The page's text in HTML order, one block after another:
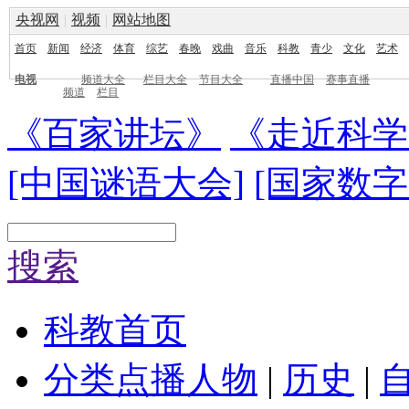
央视网 | 视频 | 网站地图
首页 新闻 经济 体育 综艺 春晚 戏曲 音乐 科教 青少 文化 艺术
电视 频道大全 栏目大全 节目大全 直播中国
赛事直播
频道
栏目
《百家讲坛》
《走近科
[中国谜语大会] [国家数
搜索
科教首页
分类点播 人物 | 历史 |